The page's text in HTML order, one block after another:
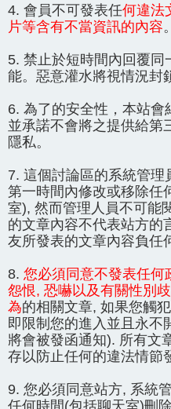
4. 會員不可發表任何違法
片等含有不當資訊的內容。
5. 禁止於短時間內回覆同
能。惡意灌水將視情況封
6. 為了的安全性，本站會
並承諾不會將之提供給第
隱私。
7. 這個討論區的系統管
第一時間內修改或移除任
室), 然而管理人員不可能
的文章內容不代表站方的
友所發表的文章內容負任
8. 您必須同意不發表任何
怨恨, 恐嚇以及有關性別
為的相關文章, 如果您觸
即限制您的進入並且永不
將會被發函通知). 所有文
存以防止任何的違法情節
9. 您必須同意站方, 系統